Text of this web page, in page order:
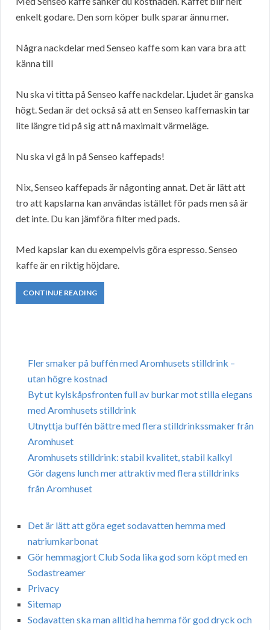
enkelt godare. Den som köper bulk sparar ännu mer.
Några nackdelar med Senseo kaffe som kan vara bra att
känna till
Nu ska vi titta på Senseo kaffe nackdelar. Ljudet är ganska
högt. Sedan är det också så att en Senseo kaffemaskin tar
lite längre tid på sig att nå maximalt värmeläge.
Nu ska vi gå in på Senseo kaffepads!
Nix, Senseo kaffepads är någonting annat. Det är lätt att
tro att kapslarna kan användas istället för pads men så är
det inte. Du kan jämföra filter med pads.
Med kapslar kan du exempelvis göra espresso. Senseo
kaffe är en riktig höjdare.
CONTINUE READING
Fler smaker på buffén med Aromhusets stilldrink –
utan högre kostnad
Byt ut kylskåpsfronten full av burkar mot stilla elegans
med Aromhusets stilldrink
Utnyttja buffén bättre med flera stilldrinkssmaker från
Aromhuset
Aromhusets stilldrink: stabil kvalitet, stabil kalkyl
Gör dagens lunch mer attraktiv med flera stilldrinks
från Aromhuset
Det är lätt att göra eget sodavatten hemma med
natriumkarbonat
Gör hemmagjort Club Soda lika god som köpt med en
Sodastreamer
Privacy
Sitemap
Sodavatten ska man alltid ha hemma för god dryck och